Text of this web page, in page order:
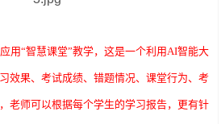
用“智慧课堂”教学，这是一个利用AI智能大
效果、考试成绩、错题情况、课堂行为、考
老师可以根据每个学生的学习报告，更有针